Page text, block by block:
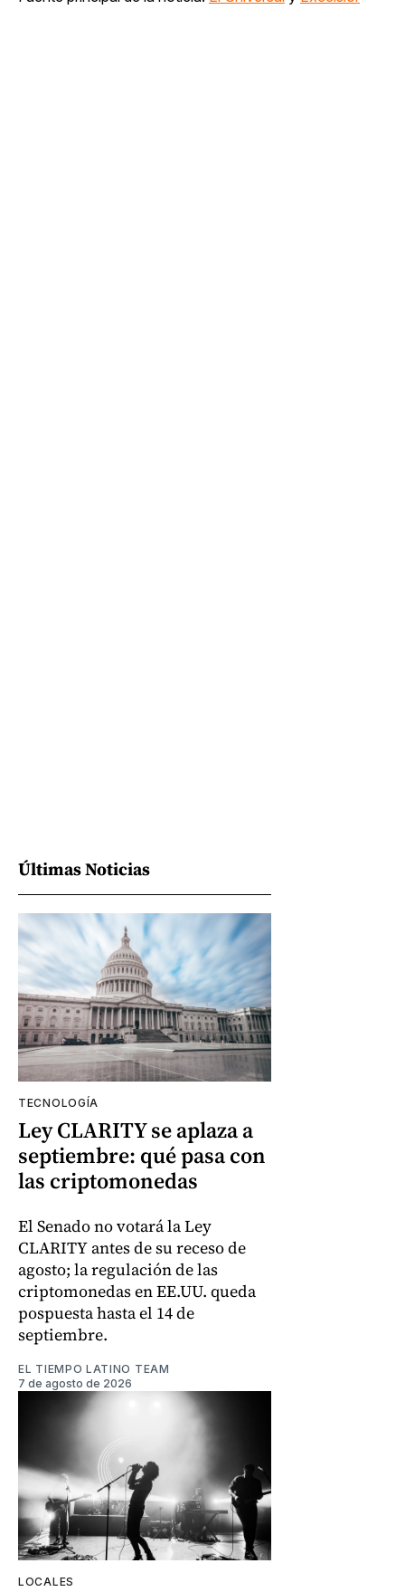
Últimas Noticias
TECNOLOGÍA
Ley CLARITY se aplaza a
septiembre: qué pasa con
las criptomonedas
El Senado no votará la Ley
CLARITY antes de su receso de
agosto; la regulación de las
criptomonedas en EE.UU. queda
pospuesta hasta el 14 de
septiembre.
EL TIEMPO LATINO TEAM
7 de agosto de 2026
LOCALES